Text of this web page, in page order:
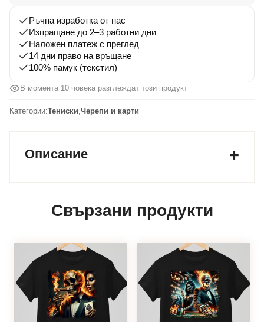
Ръчна изработка от нас
Изпращане до 2–3 работни дни
Наложен платеж с преглед
14 дни право на връщане
100% памук (текстил)
В момента 11 човека разглеждат този продукт
Категории:Тениски,Черепи и карти
Описание
Свързани продукти